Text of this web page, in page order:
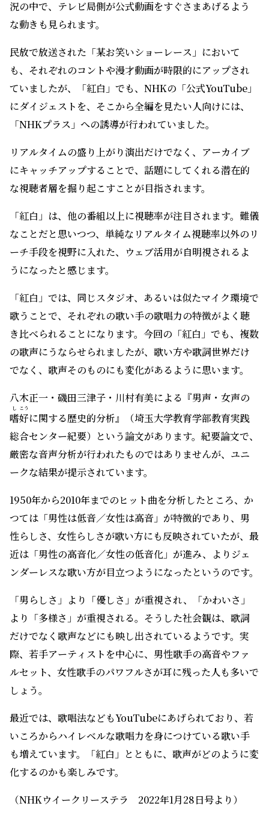
況の中で、テレビ局側が公式動画をすぐさまあげるよう
な動きも見られます。
民放で放送された「某お笑いショーレース」において
も、それぞれのコントや漫才動画が時限的にアップされ
ていましたが、「紅白」でも、NHKの「公式YouTube」
にダイジェストを、そこから全編を見たい人向けには、
「NHKプラス」への誘導が行われていました。
リアルタイムの盛り上がり演出だけでなく、アーカイブ
にキャッチアップすることで、話題にしてくれる潜在的
な視聴者層を掘り起こすことが目指されます。
「紅白」は、他の番組以上に視聴率が注目されます。難儀
なことだと思いつつ、単純なリアルタイム視聴率以外のリ
ーチ手段を視野に入れた、ウェブ活用が自明視されるよ
うになったと感じます。
「紅白」では、同じスタジオ、あるいは似たマイク環境で
歌うことで、それぞれの歌い手の歌唱力の特徴がよく聴
き比べられることになります。今回の「紅白」でも、複数
の歌声にうならせられましたが、歌い方や歌詞世界だけ
でなく、歌声そのものにも変化があるように思います。
八木正一・磯田三津子・川村有美による『男声・女声の
嗜
し
好
こう
に関する歴史的分析』（埼玉大学教育学部教育実践
総合センター紀要）という論文があります。紀要論文で、
厳密な音声分析が行われたものではありませんが、ユニ
ークな結果が提示されています。
1950年から2010年までのヒット曲を分析したところ、か
つては「男性は低音／女性は高音」が特徴的であり、男
性らしさ、女性らしさが歌い方にも反映されていたが、最
近は「男性の高音化／女性の低音化」が進み、よりジェ
ンダーレスな歌い方が目立つようになったというのです。
「男らしさ」より「優しさ」が重視され、「かわいさ」
より「多様さ」が重視される。そうした社会観は、歌詞
だけでなく歌声などにも映し出されているようです。実
際、若手アーティストを中心に、男性歌手の高音やファ
ルセット、女性歌手のパワフルさが耳に残った人も多いで
しょう。
最近では、歌唱法などもYouTubeにあげられており、若
いころからハイレベルな歌唱力を身につけている歌い手
も増えています。「紅白」とともに、歌声がどのように変
化するのかも楽しみです。
（NHKウイークリーステラ 2022年1月28日号より）